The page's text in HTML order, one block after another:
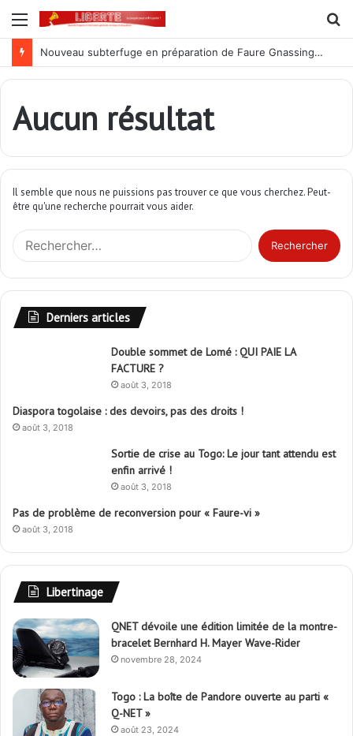
Menu
Nouveau subterfuge en préparation de Faure Gnassingbé pour ne jamais partir ; les Togolais disent non et sont vent debout
Aucun résultat
Il semble que nous ne puissions pas trouver ce que vous cherchez. Peut-
être qu'une recherche pourrait vous aider.
h
Derniers articles
Double sommet de Lomé : QUI PAIE LA
FACTURE ?
août 3, 2018
Diaspora togolaise : des devoirs, pas des droits !
août 3, 2018
Sortie de crise au Togo: Le jour tant attendu est
enfin arrivé !
août 3, 2018
Pas de problème de reconversion pour « Faure-vi »
août 3, 2018
Libertinage
QNET dévoile une édition limitée de la montre-
bracelet Bernhard H. Mayer Wave-Rider
novembre 28, 2024
Togo : La boîte de Pandore ouverte au parti «
Q-NET »
août 23, 2024